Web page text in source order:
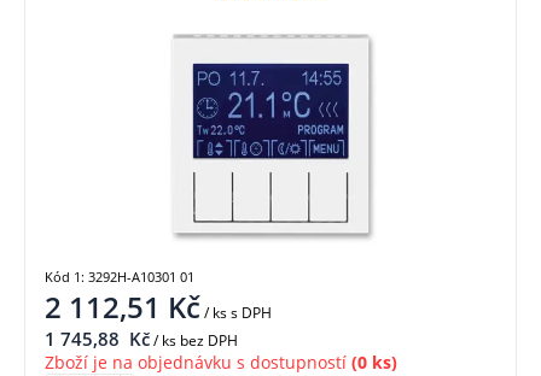
2 112,51 Kč/ kss DPH
1 745,88 Kč/ ks bez DPH
Zboží je na objednávku s dostupností (0 ks)
Kód 1: 3292H-A10301 01